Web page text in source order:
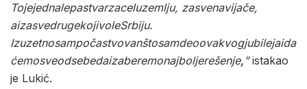
Tojejednalepastvarzaceluzemlju, zasvenavijače,
aizasvedrugekojivoleSrbiju.
Izuzetnosampočastvovanštosamdeoovakvogjubilejaida
ćemosveodsebedaizaberemonajboljerešenje, ”istakao
je Lukić.